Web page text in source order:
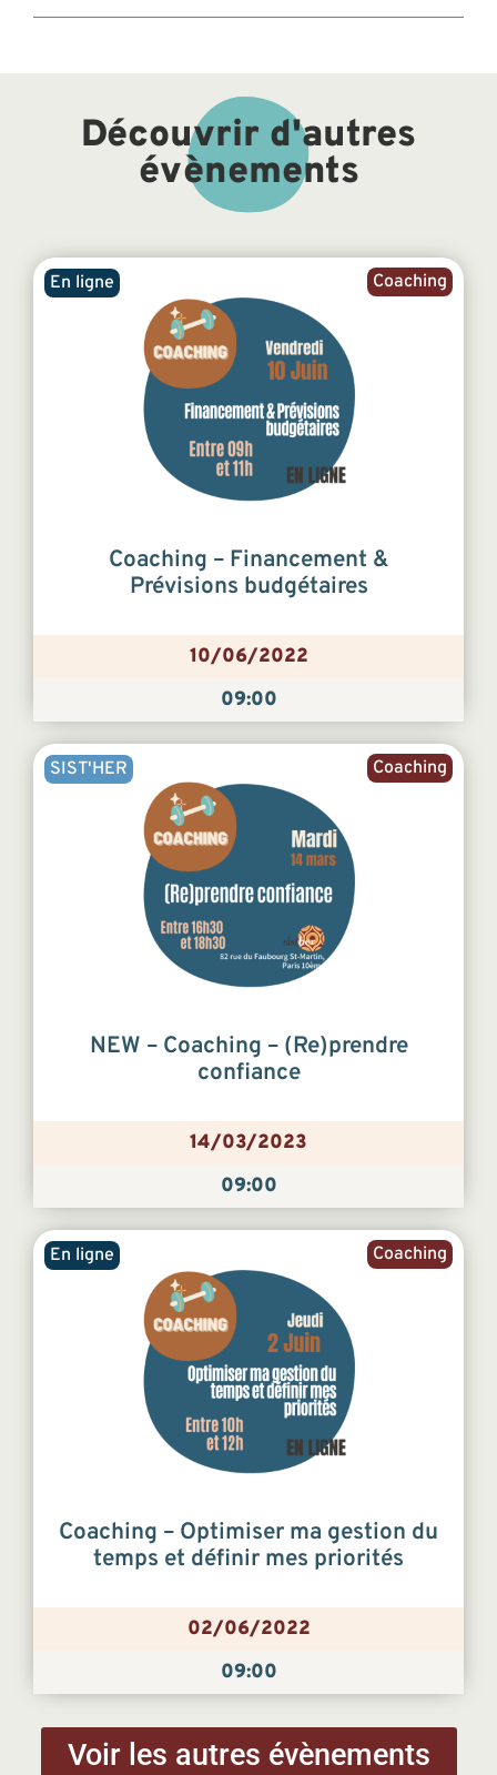
Découvrir d'autres
évènements
Coaching
En ligne
Coaching – Financement &
Prévisions budgétaires
10/06/2022
09:00
Coaching
SIST'HER
NEW – Coaching – (Re)prendre
confiance
14/03/2023
09:00
Coaching
En ligne
Coaching – Optimiser ma gestion du
temps et définir mes priorités
02/06/2022
09:00
Voir les autres évènements